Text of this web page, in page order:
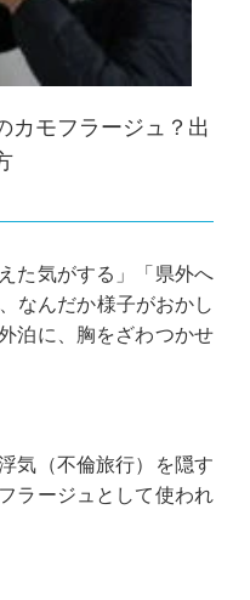
カモフラージュ？出
た気がする」「県外へ
なんだか様子がおかし
泊に、胸をざわつかせ
気（不倫旅行）を隠す
ラージュとして使われ